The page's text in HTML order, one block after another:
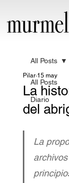
All Posts
Diario
All Posts
La
del
Pilar 15 may
La